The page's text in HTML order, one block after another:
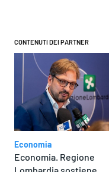
CONTENUTI DEI PARTNER
Economia
Economia. Regione